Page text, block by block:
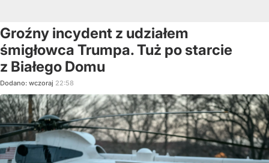
Groźny incydent z udziałem
śmigłowca Trumpa. Tuż po starcie
z Białego Domu
Dodano: wczoraj 22:58